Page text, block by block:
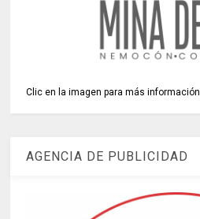
Clic en la imagen para más información
AGENCIA DE PUBLICIDAD